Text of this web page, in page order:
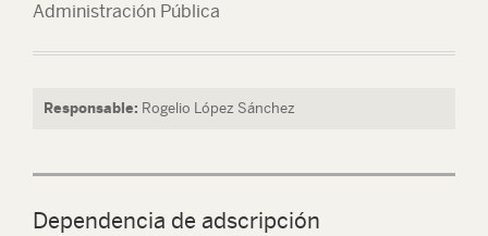
Administración Pública
Responsable: Rogelio López Sánchez
Dependencia de adscripción